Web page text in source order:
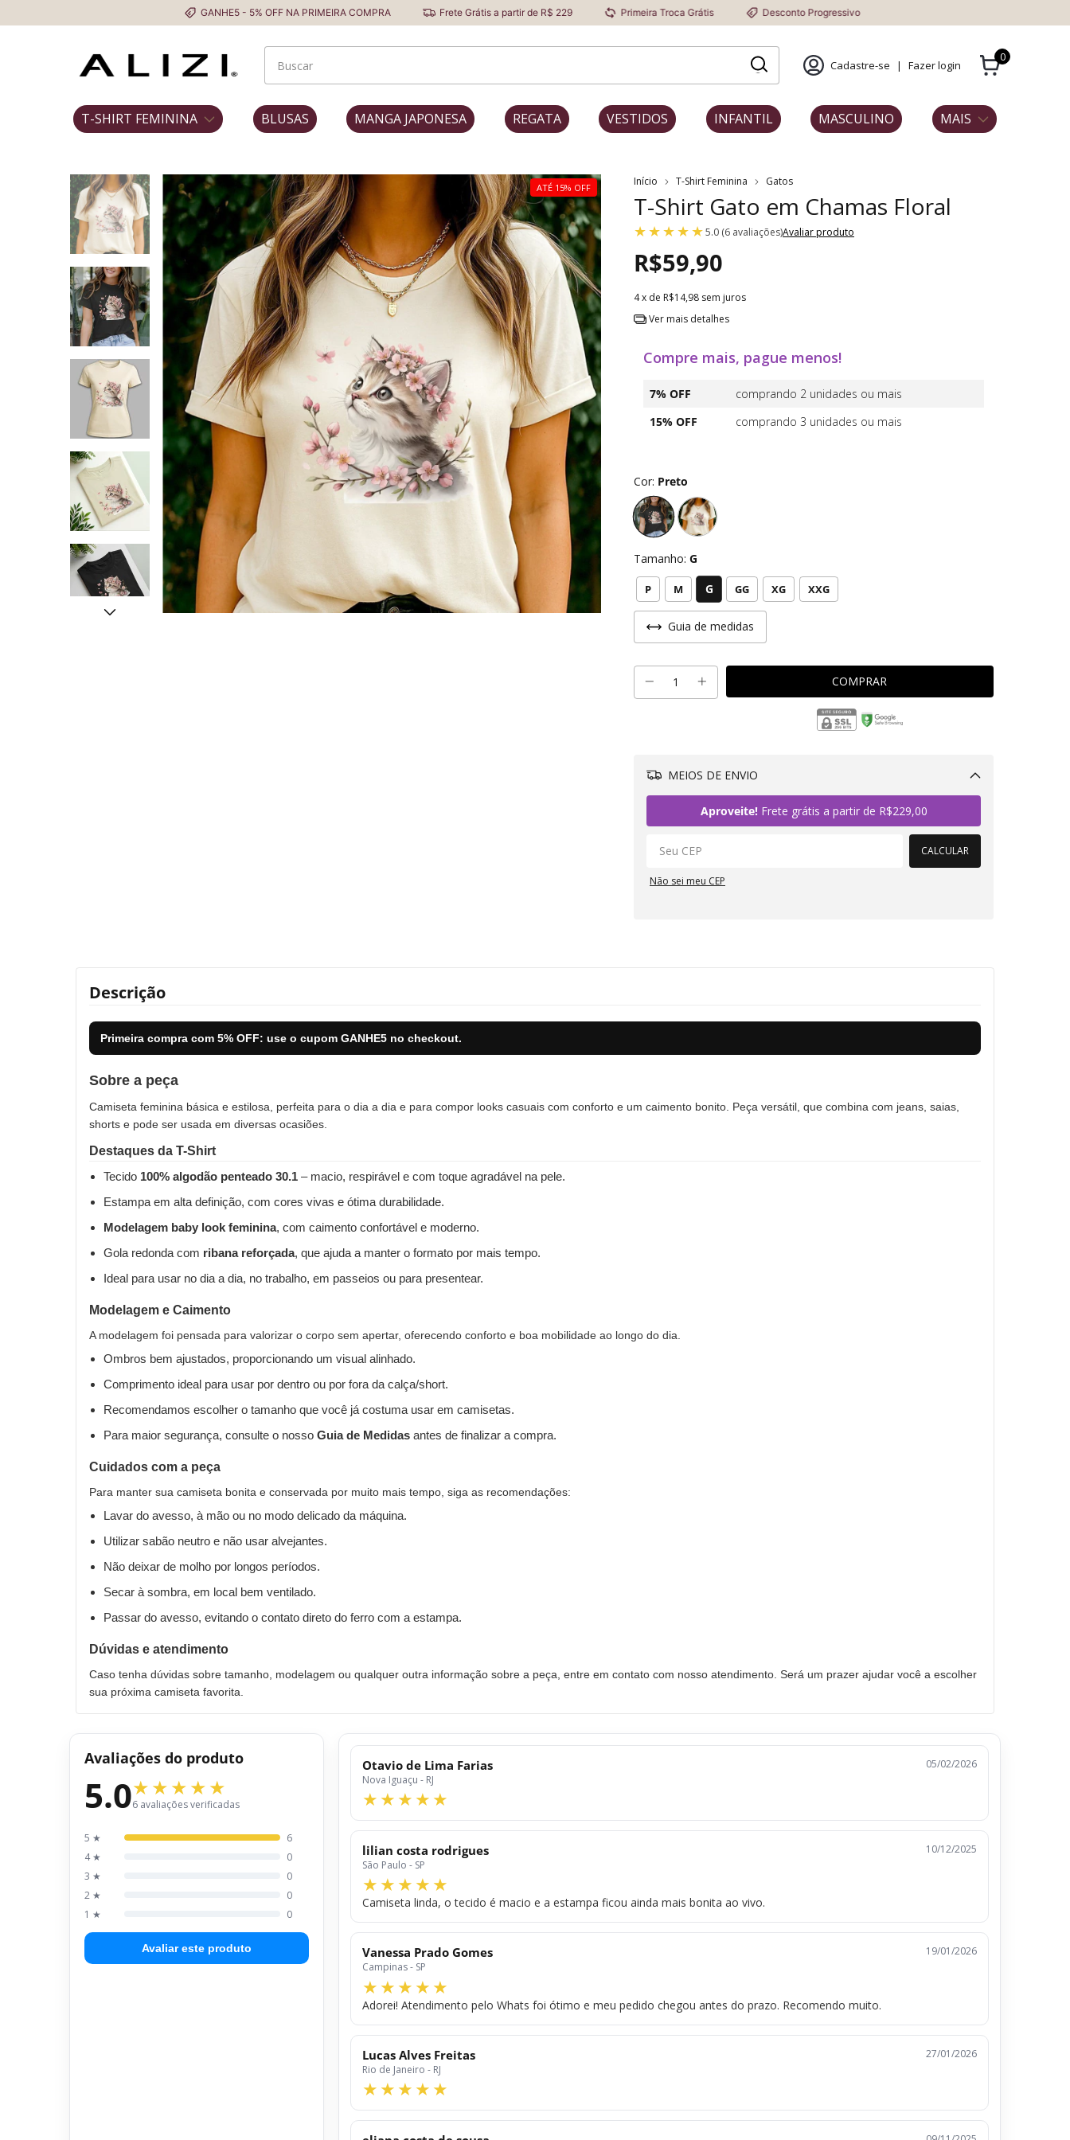
GANHE5 - 5% OFF NA PRIMEIRA COMPRA Frete Grátis a partir de R$ 229 Primeira Troca Grátis Desconto Progressivo
Cadastre-se | Fazer login
0
T-SHIRT FEMININA BLUSAS MANGA JAPONESA REGATA VESTIDOS INFANTIL MASCULINO MAIS
ATÉ 15% OFF Início T-Shirt Feminina Gatos
T-Shirt Gato em Chamas Floral
5.0 (6 avaliações)Avaliar produto
R$59,90
4x de R$14,98 sem juros
Ver mais detalhes
Compre mais, pague menos!
7% OFF
comprando 2 unidades ou mais
15% OFF
comprando 3 unidades ou mais
Cor: Preto
Tamanho: G
P M G GG XG XXG
Guia de medidas
MEIOS DE ENVIO
Aproveite!Frete grátis a partir de R$229,00
CALCULAR
Não sei meu CEP
Descrição
Primeira compra com 5% OFF: use o cupom GANHE5 no checkout.
Sobre a peça
Camiseta feminina básica e estilosa, perfeita para o dia a dia e para compor looks casuais com conforto e um caimento bonito. Peça versátil, que combina com jeans, saias,
shorts e pode ser usada em diversas ocasiões.
Destaques da T-Shirt
Tecido 100% algodão penteado 30.1 – macio, respirável e com toque agradável na pele.
Estampa em alta definição, com cores vivas e ótima durabilidade.
Modelagem baby look feminina, com caimento confortável e moderno.
Gola redonda com ribana reforçada, que ajuda a manter o formato por mais tempo.
Ideal para usar no dia a dia, no trabalho, em passeios ou para presentear.
Modelagem e Caimento
A modelagem foi pensada para valorizar o corpo sem apertar, oferecendo conforto e boa mobilidade ao longo do dia.
Ombros bem ajustados, proporcionando um visual alinhado.
Comprimento ideal para usar por dentro ou por fora da calça/short.
Recomendamos escolher o tamanho que você já costuma usar em camisetas.
Para maior segurança, consulte o nosso Guia de Medidas antes de finalizar a compra.
Cuidados com a peça
Para manter sua camiseta bonita e conservada por muito mais tempo, siga as recomendações:
Lavar do avesso, à mão ou no modo delicado da máquina.
Utilizar sabão neutro e não usar alvejantes.
Não deixar de molho por longos períodos.
Secar à sombra, em local bem ventilado.
Passar do avesso, evitando o contato direto do ferro com a estampa.
Dúvidas e atendimento
Caso tenha dúvidas sobre tamanho, modelagem ou qualquer outra informação sobre a peça, entre em contato com nosso atendimento. Será um prazer ajudar você a escolher
sua próxima camiseta favorita.
Avaliações do produto
5.06 avaliações verificadas
5 ★
6
4 ★
0
3 ★
0
2 ★
0
1 ★
0
Avaliar este produto
Otavio de Lima Farias
Nova Iguaçu - RJ
05/02/2026
lilian costa rodrigues
São Paulo - SP
10/12/2025
Camiseta linda, o tecido é macio e a estampa ficou ainda mais bonita ao vivo.
Vanessa Prado Gomes
Campinas - SP
19/01/2026
Adorei! Atendimento pelo Whats foi ótimo e meu pedido chegou antes do prazo. Recomendo muito.
Lucas Alves Freitas
Rio de Janeiro - RJ
27/01/2026